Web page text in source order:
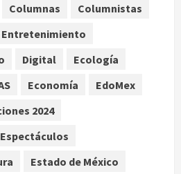
a ‘El Pony’ con fusil M4,
y arsenal en carretera de
9, 2026
de los Deportes con su tour
The Sacrifice’
Columnas
Columnistas
Entretenimiento
Digital
Ecología
Economía
EdoMex
2024
Espectáculos
Estado de México